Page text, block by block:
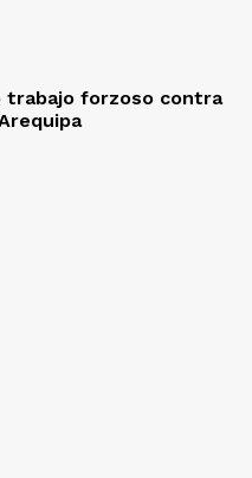
trabajo forzoso contra